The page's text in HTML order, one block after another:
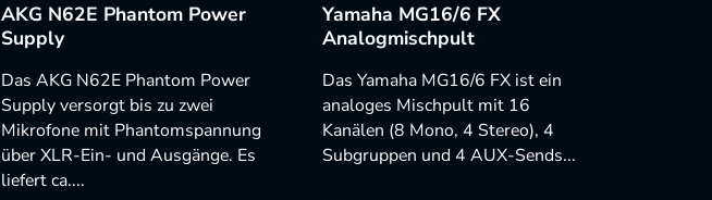
AKG N62E Phantom Power
Supply
Das AKG N62E Phantom Power
Supply versorgt bis zu zwei
Mikrofone mit Phantomspannung
über XLR-Ein- und Ausgänge. Es
liefert ca....
Yamaha MG16/6 FX
Analogmischpult
Das Yamaha MG16/6 FX ist ein
analoges Mischpult mit 16
Kanälen (8 Mono, 4 Stereo), 4
Subgruppen und 4 AUX-Sends...